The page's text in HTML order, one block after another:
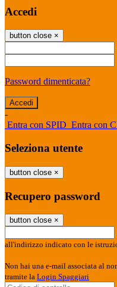
Accedi
button close ×
Password dimenticata?
-
Entra con SPID Entra con
Seleziona utente
button close ×
Recupero password
button close ×
all'indirizzo indicato con le
Non hai una e-mail associata al
tramite la Login Spaggiari